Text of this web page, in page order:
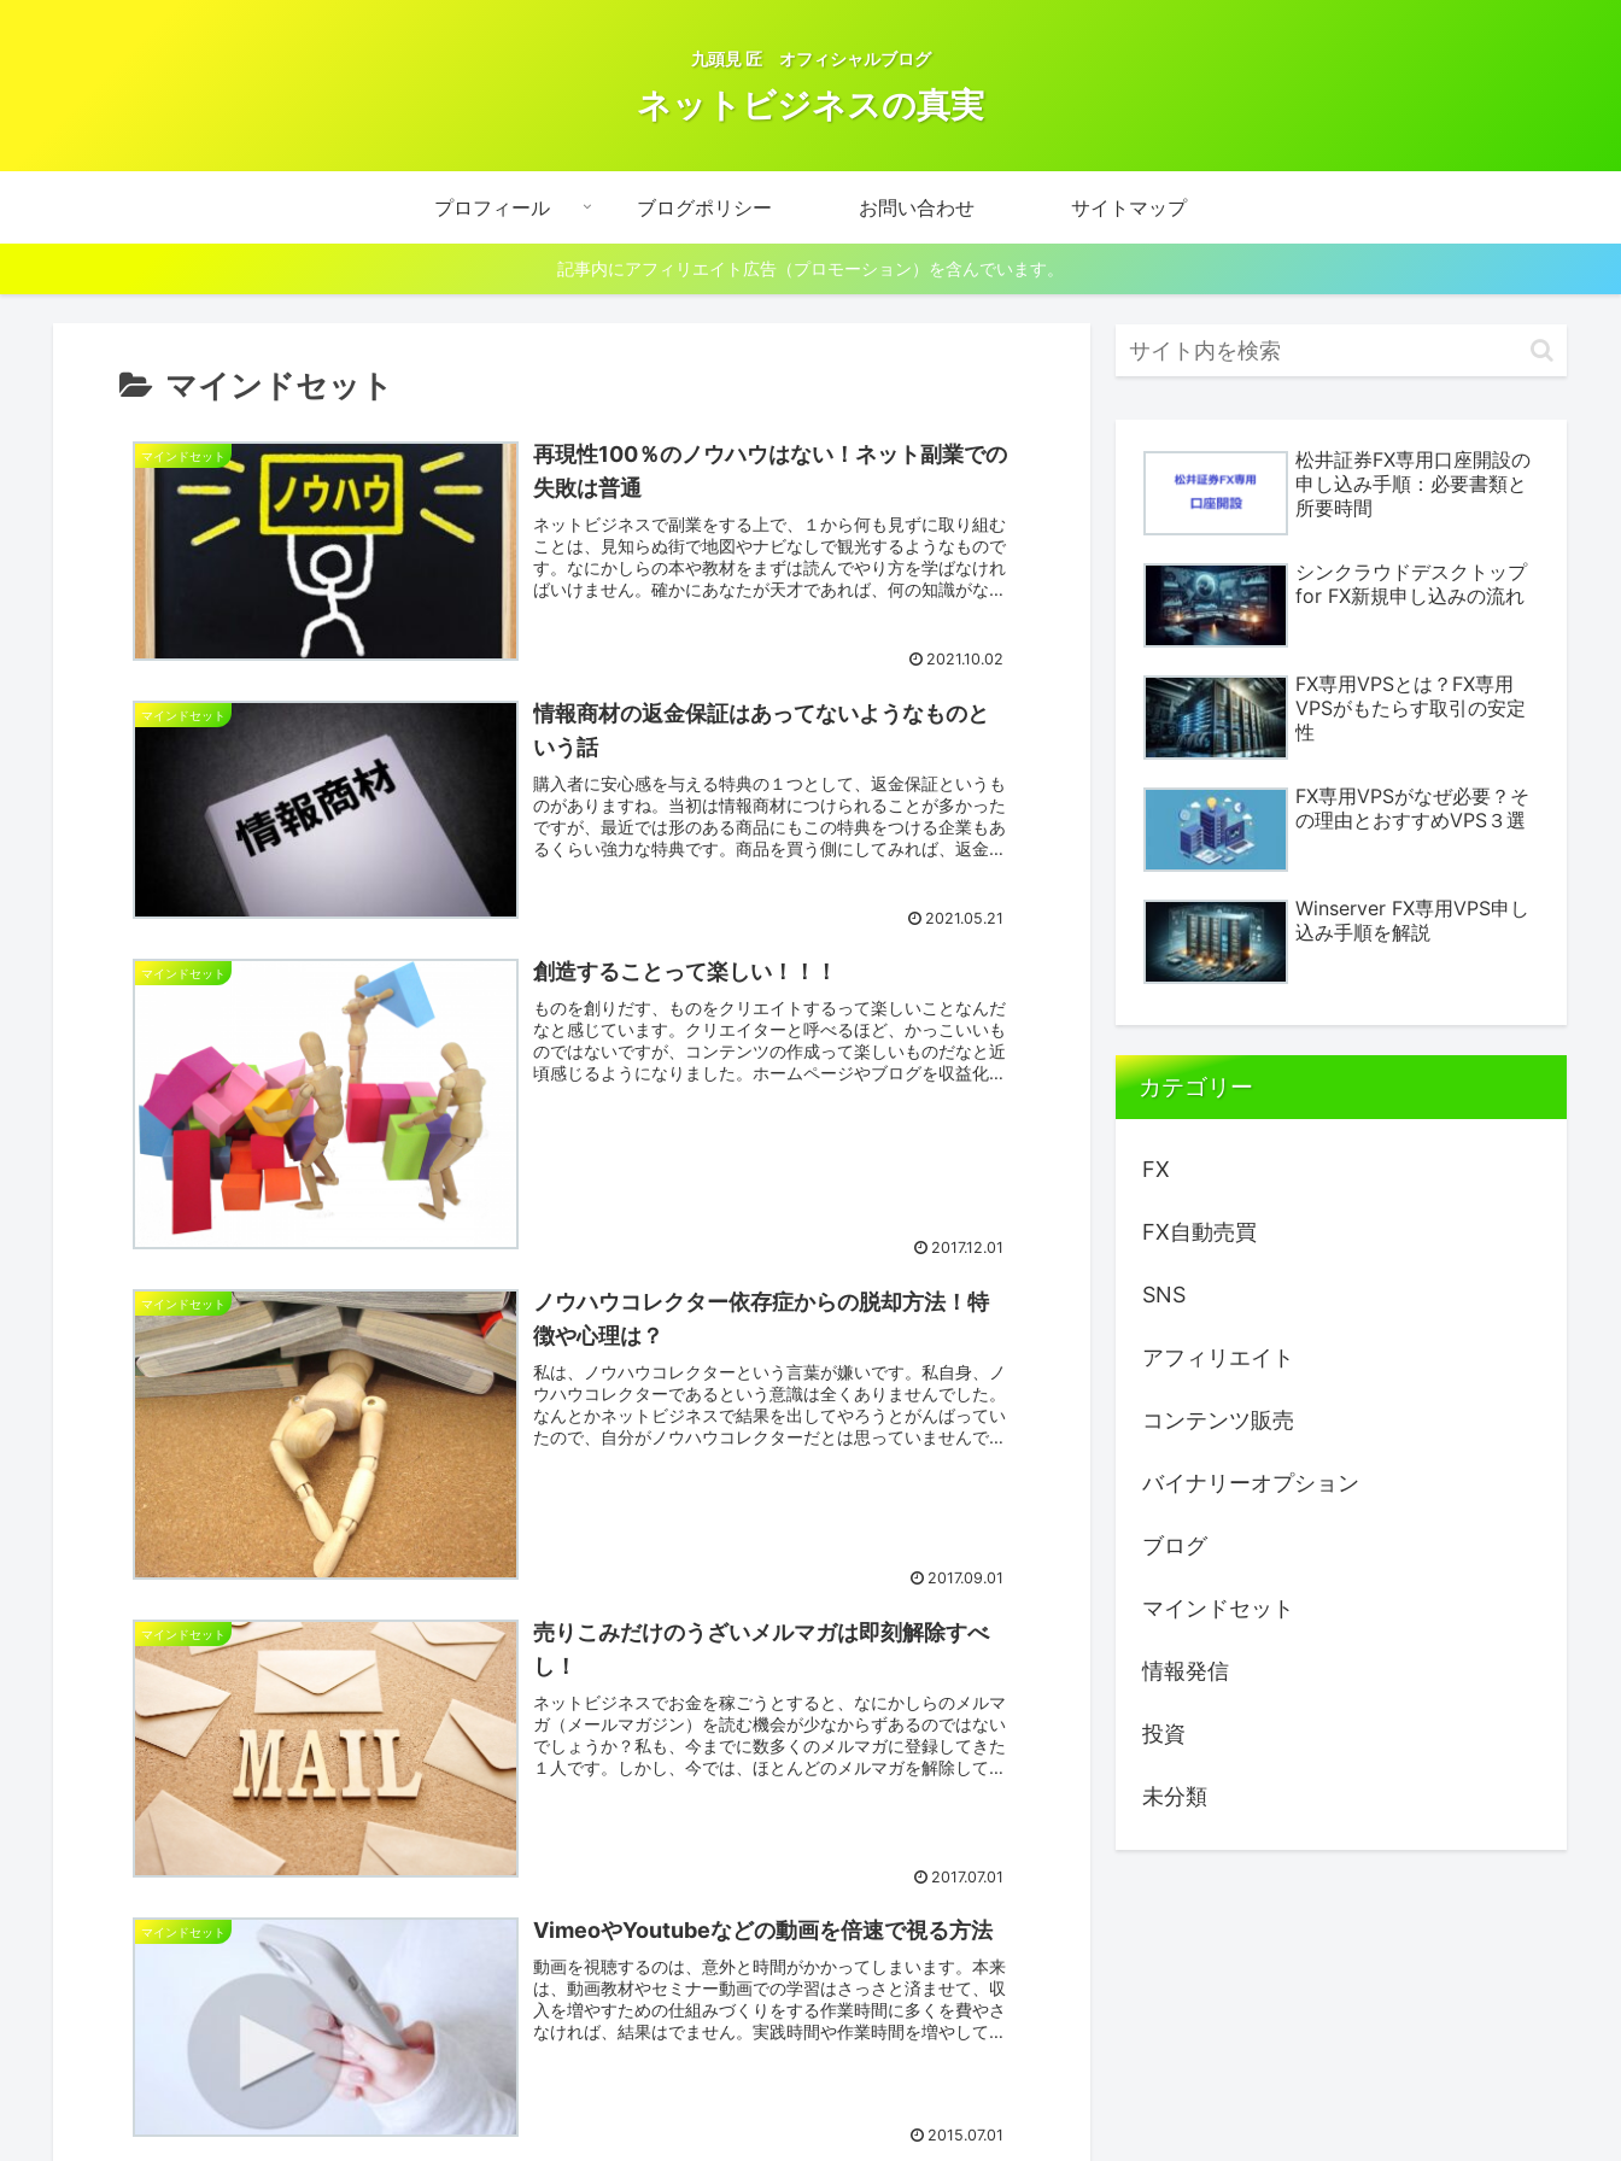
九頭見 匠 オフィシャルブログ
ネットビジネスの真実
プロフィール ブログポリシー お問い合わせ サイトマップ
記事内にアフィリエイト広告（プロモーション）を含んでいます。
マインドセット
マインドセット
再現性100％のノウハウはない！ネット副業での
失敗は普通
ネットビジネスで副業をする上で、１から何も見ずに取り組む
ことは、見知らぬ街で地図やナビなしで観光するようなもので
す。なにかしらの本や教材をまずは読んでやり方を学ばなけれ
ばいけません。確かにあなたが天才であれば、何の知識がなく
2021.10.02
マインドセット
情報商材の返金保証はあってないようなものと
いう話
購入者に安心感を与える特典の１つとして、返金保証というも
のがありますね。当初は情報商材につけられることが多かった
ですが、最近では形のある商品にもこの特典をつける企業もあ
るくらい強力な特典です。商品を買う側にしてみれば、返金保
2021.05.21
マインドセット 創造することって楽しい！！！
ものを創りだす、ものをクリエイトするって楽しいことなんだ
なと感じています。クリエイターと呼べるほど、かっこいいも
のではないですが、コンテンツの作成って楽しいものだなと近
頃感じるようになりました。ホームページやブログを収益化す
2017.12.01
マインドセット
ノウハウコレクター依存症からの脱却方法！特
徴や心理は？
私は、ノウハウコレクターという言葉が嫌いです。私自身、ノ
ウハウコレクターであるという意識は全くありませんでした。
なんとかネットビジネスで結果を出してやろうとがんばってい
たので、自分がノウハウコレクターだとは思っていませんでし
2017.09.01
マインドセット
売りこみだけのうざいメルマガは即刻解除すべ
し！
ネットビジネスでお金を稼ごうとすると、なにかしらのメルマ
ガ（メールマガジン）を読む機会が少なからずあるのではない
でしょうか？私も、今までに数多くのメルマガに登録してきた
１人です。しかし、今では、ほとんどのメルマガを解除してい
2017.07.01
マインドセット VimeoやYoutubeなどの動画を倍速で視る方法
動画を視聴するのは、意外と時間がかかってしまいます。本来
は、動画教材やセミナー動画での学習はさっさと済ませて、収
入を増やすための仕組みづくりをする作業時間に多くを費やさ
なければ、結果はでません。実践時間や作業時間を増やして、
2015.07.01
松井証券FX専用口座開設の
申し込み手順：必要書類と
所要時間
シンクラウドデスクトップ
for FX新規申し込みの流れ
FX専用VPSとは？FX専用
VPSがもたらす取引の安定
性
FX専用VPSがなぜ必要？そ
の理由とおすすめVPS３選
Winserver FX専用VPS申し
込み手順を解説
カテゴリー
FX
FX自動売買
SNS
アフィリエイト
コンテンツ販売
バイナリーオプション
ブログ
マインドセット
情報発信
投資
未分類